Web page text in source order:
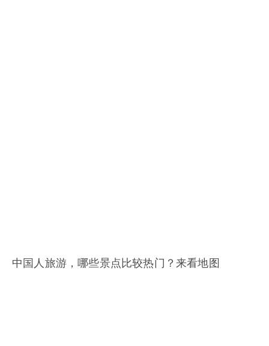
中国人旅游，哪些景点比较热门？来看地图